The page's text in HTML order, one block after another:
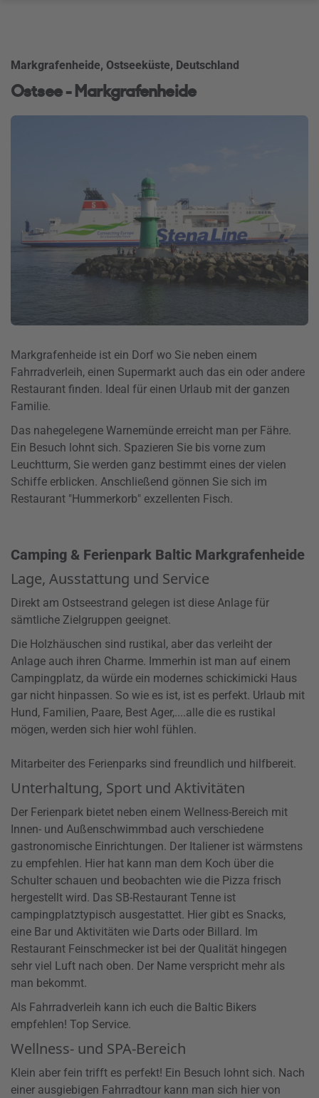
Markgrafenheide, Ostseeküste, Deutschland
Ostsee - Markgrafenheide
Markgrafenheide ist ein Dorf wo Sie neben einem
Fahrradverleih, einen Supermarkt auch das ein oder andere
Restaurant finden. Ideal für einen Urlaub mit der ganzen
Familie.
Das nahegelegene Warnemünde erreicht man per Fähre.
Ein Besuch lohnt sich. Spazieren Sie bis vorne zum
Leuchtturm, Sie werden ganz bestimmt eines der vielen
Schiffe erblicken. Anschließend gönnen Sie sich im
Restaurant "Hummerkorb" exzellenten Fisch.
Camping & Ferienpark Baltic Markgrafenheide
Lage, Ausstattung und Service
Direkt am Ostseestrand gelegen ist diese Anlage für
sämtliche Zielgruppen geeignet.
Die Holzhäuschen sind rustikal, aber das verleiht der
Anlage auch ihren Charme. Immerhin ist man auf einem
Campingplatz, da würde ein modernes schickimicki Haus
gar nicht hinpassen. So wie es ist, ist es perfekt. Urlaub mit
Hund, Familien, Paare, Best Ager,....alle die es rustikal
mögen, werden sich hier wohl fühlen.
Mitarbeiter des Ferienparks sind freundlich und hilfbereit.
Unterhaltung, Sport und Aktivitäten
Der Ferienpark bietet neben einem Wellness-Bereich mit
Innen- und Außenschwimmbad auch verschiedene
gastronomische Einrichtungen. Der Italiener ist wärmstens
zu empfehlen. Hier hat kann man dem Koch über die
Schulter schauen und beobachten wie die Pizza frisch
hergestellt wird. Das SB-Restaurant Tenne ist
campingplatztypisch ausgestattet. Hier gibt es Snacks,
eine Bar und Aktivitäten wie Darts oder Billard. Im
Restaurant Feinschmecker ist bei der Qualität hingegen
sehr viel Luft nach oben. Der Name verspricht mehr als
man bekommt.
Als Fahrradverleih kann ich euch die Baltic Bikers
empfehlen! Top Service.
Wellness- und SPA-Bereich
Klein aber fein trifft es perfekt! Ein Besuch lohnt sich. Nach
einer ausgiebigen Fahrradtour kann man sich hier von